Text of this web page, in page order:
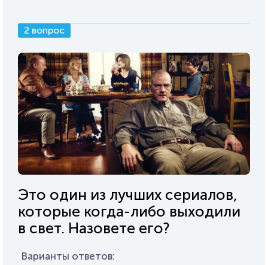
2 вопрос
Это один из лучших сериалов,
которые когда-либо выходили
в свет. Назовете его?
Варианты ответов: